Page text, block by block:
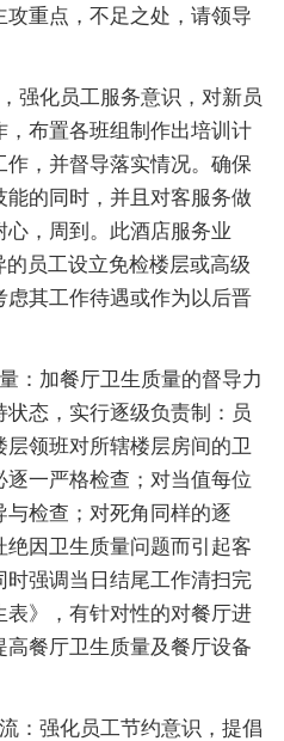
重点，不足之处，请领导
强化员工服务意识，对新员
布置各班组制作出培训计
，并督导落实情况。确保
的同时，并且对客服务做
，周到。此酒店服务业
员工设立免检楼层或高级
虑其工作待遇或作为以后晋
：加餐厅卫生质量的督导力
态，实行逐级负责制：员
领班对所辖楼层房间的卫
一严格检查；对当值每位
与检查；对死角同样的逐
因卫生质量问题而引起客
时强调当日结尾工作清扫完
》，有针对性的对餐厅进
餐厅卫生质量及餐厅设备
：强化员工节约意识，提倡